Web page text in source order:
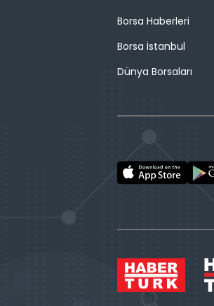
Borsa Haberleri
Borsa İstanbul
Dünya Borsaları